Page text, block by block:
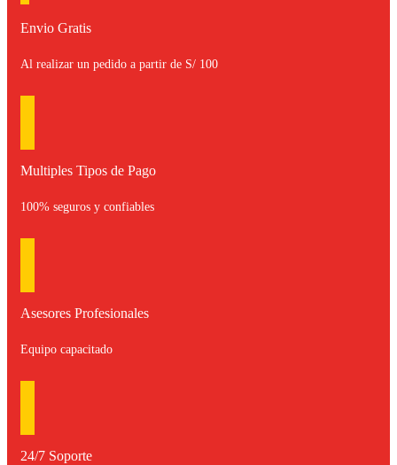
Envio Gratis
Al realizar un pedido a partir de S/ 100
Multiples Tipos de Pago
100% seguros y confiables
Asesores Profesionales
Equipo capacitado
24/7 Soporte